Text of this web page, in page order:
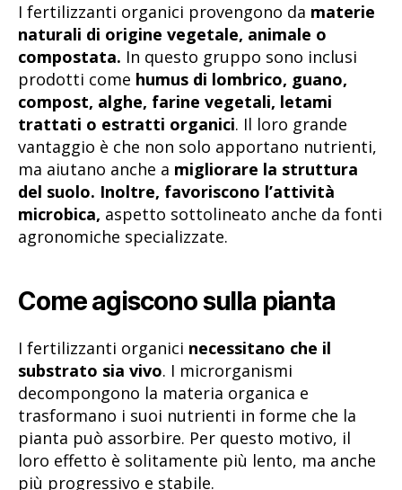
I fertilizzanti organici provengono da materie
naturali di origine vegetale, animale o
compostata. In questo gruppo sono inclusi
prodotti come humus di lombrico, guano,
compost, alghe, farine vegetali, letami
trattati o estratti organici. Il loro grande
vantaggio è che non solo apportano nutrienti,
ma aiutano anche a migliorare la struttura
del suolo. Inoltre, favoriscono l’attività
microbica, aspetto sottolineato anche da fonti
agronomiche specializzate.
Come agiscono sulla pianta
I fertilizzanti organici necessitano che il
substrato sia vivo. I microrganismi
decompongono la materia organica e
trasformano i suoi nutrienti in forme che la
pianta può assorbire. Per questo motivo, il
loro effetto è solitamente più lento, ma anche
più progressivo e stabile.